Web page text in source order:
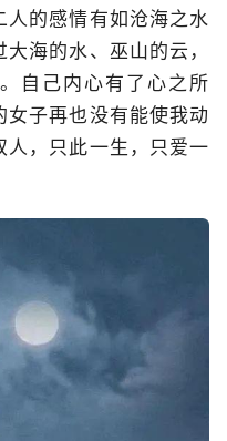
人的感情有如沧海之水
海的水、巫山的云，
自己内心有了心之所
子再也没有能使我动
人，只此一生，只爱一